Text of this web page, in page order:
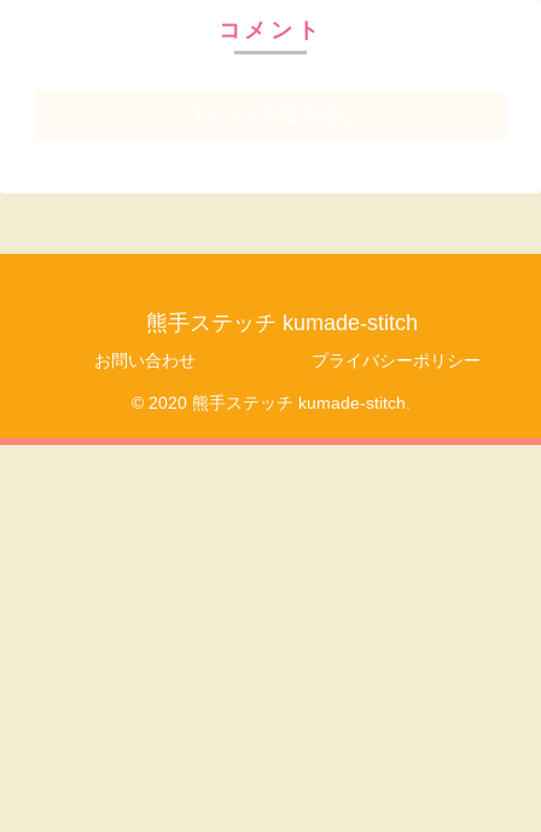
コメント
熊手ステッチ kumade-stitch
お問い合わせ プライバシーポリシー
© 2020 熊手ステッチ kumade-stitch.